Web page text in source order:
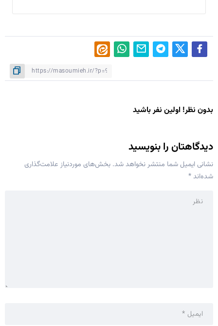
بدون نظر! اولین نفر باشید
دیدگاهتان را بنویسید
نشانی ایمیل شما منتشر نخواهد شد. بخش‌های موردنیاز علامت‌گذاری
شده‌اند*